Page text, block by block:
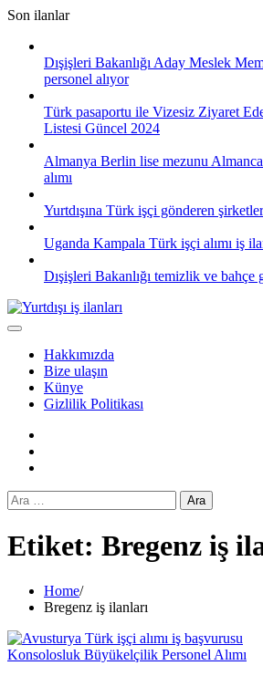
Skip
content
Son ilanlar
Dışişleri Bakanlığı Aday Meslek
personel alıyor
Türk pasaportu ile Vizesiz Ziyaret
Listesi Güncel 2024
Almanya Berlin lise mezunu
alımı
Yurtdışına Türk işçi gönderen
Uganda Kampala Türk işçi alımı iş
Dışişleri Bakanlığı temizlik ve bahçe
Hakkımızda
Bize ulaşın
Künye
Gizlilik Politikası
Arama:
Etiket: Bregenz iş
Home
Bregenz iş ilanları
Konsolosluk Büyükelçilik Personel Alımı